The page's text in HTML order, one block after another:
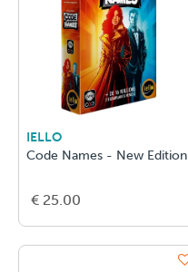
IELLO
Code Names - New Edition
€ 25.00